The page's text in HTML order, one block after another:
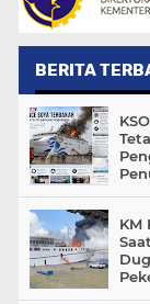
BERITA
KM